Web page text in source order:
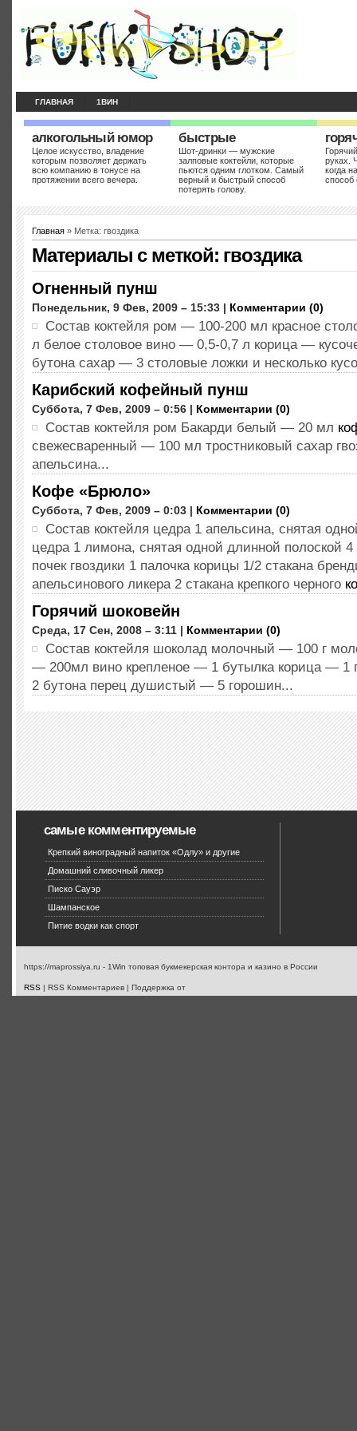
ГЛАВНАЯ 1ВИН
алкогольный юмор
Целое искусство, владение
которым позволяет держать
всю компанию в тонусе на
протяжении всего вечера.
быстрые
Шот-дринки — мужские
залповые коктейли, которые
пьются одним глотком. Самый
верный и быстрый способ
потерять голову.
руках.
когда
способ
Главная » Метка: гвоздика
Материалы с меткой: гвоздика
Огненный пунш
Понедельник, 9 Фев, 2009 – 15:33 | Комментарии (0)
Состав коктейля ром — 100-200 мл красное
л белое столовое вино — 0,5-0,7 л корица —
бутона сахар — 3 столовые ложки и несколько
Карибский кофейный пунш
Суббота, 7 Фев, 2009 – 0:56 | Комментарии (0)
Состав коктейля ром Бакарди белый — 20 мл
свежесваренный — 100 мл тростниковый сахар
апельсина...
Кофе «Брюло»
Суббота, 7 Фев, 2009 – 0:03 | Комментарии (0)
Состав коктейля цедра 1 апельсина, снятая
цедра 1 лимона, снятая одной длинной полоской 4
почек гвоздики 1 палочка корицы 1/2 стакана
апельсинового ликера 2 стакана крепкого черного
Горячий шоковейн
Среда, 17 Сен, 2008 – 3:11 | Комментарии (0)
Состав коктейля шоколад молочный — 100 г
— 200мл вино крепленое — 1 бутылка корица — 1
2 бутона перец душистый — 5 горошин...
самые комментируемые
Крепкий виноградный напиток «Одлу» и другие
Домашний сливочный ликер
Писко Сауэр
Шампанское
Питие водки как спорт
https://maprossiya.ru - 1Win топовая букмекерская контора и казино в России
RSS | RSS Комментариев | Поддержка от